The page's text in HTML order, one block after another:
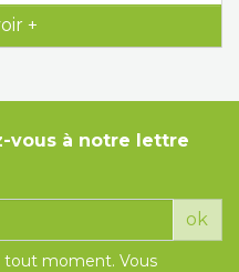
+
vous à notre lettre
ok
tout moment. Vous